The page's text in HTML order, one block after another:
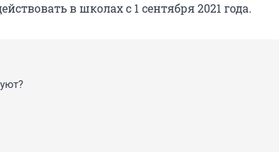
в школах с 1 сентября 2021 года.